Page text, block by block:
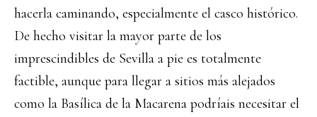
hacerla caminando, especialmente el casco histórico.
De hecho visitar la mayor parte de los
imprescindibles de Sevilla a pie es totalmente
factible, aunque para llegar a sitios más alejados
como la Basílica de la Macarena podríais necesitar el